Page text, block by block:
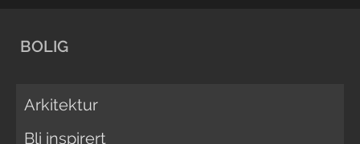
BOLIG
Arkitektur
Bli inspirert